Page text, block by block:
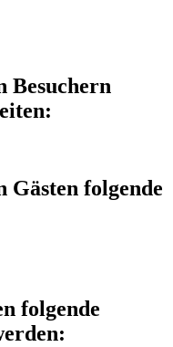
Besuchern
Gästen folgende
folgende